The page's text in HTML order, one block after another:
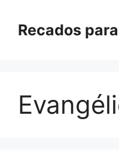
paraRecados